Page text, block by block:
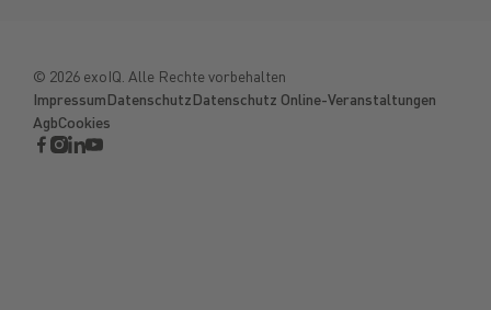
© 2026exoIQ. Alle Rechte vorbehalten
ImpressumDatenschutzDatenschutz Online-Veranstaltungen
AgbCookies